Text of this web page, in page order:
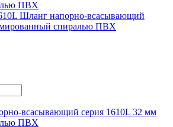
Шланг напорно-всасывающий
спиралью ПВХ